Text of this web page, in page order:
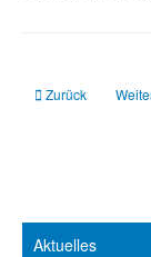
Vorheriger
Zurück
Aktuelles